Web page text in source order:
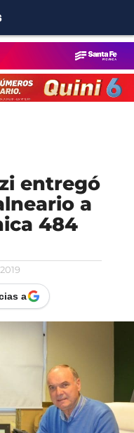
entregó
a
484
a